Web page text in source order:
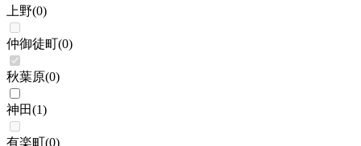
上野(0)
仲御徒町(0)
秋葉原(0)
神田(1)
有楽町(0)